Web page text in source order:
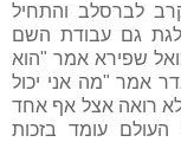
לברסלב והתחיל
גם עבודת השם
שפירא אמר "הוא
אמר "מה אני יכול
לא רואה אצל אף אחד
עומד בזכות